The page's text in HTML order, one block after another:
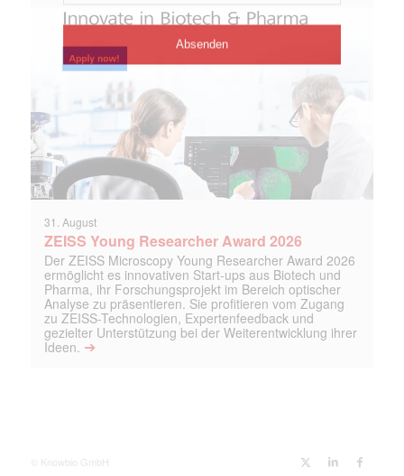
31. August
ZEISS Young Researcher Award 2026
Der ZEISS Microscopy Young Researcher Award 2026
ermöglicht es innovativen Start-ups aus Biotech und
Pharma, ihr Forschungsprojekt im Bereich optischer
Analyse zu präsentieren. Sie profitieren vom Zugang
zu ZEISS-Technologien, Expertenfeedback und
gezielter Unterstützung bei der Weiterentwicklung ihrer
Ideen. ➔
© Knowbio GmbH